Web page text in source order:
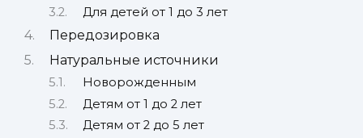
Для детей от 1 до 3 лет
Передозировка
Натуральные источники
Новорожденным
Детям от 1 до 2 лет
Детям от 2 до 5 лет